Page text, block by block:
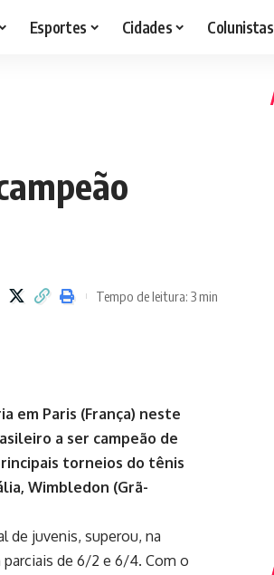
Esportes Cidades Colunistas
Tempo de leitura: 3 min
em Paris (França) neste
a ser campeão de
torneios do tênis
Wimbledon (Grã-
de juvenis, superou, na
de 6/2 e 6/4. Com o